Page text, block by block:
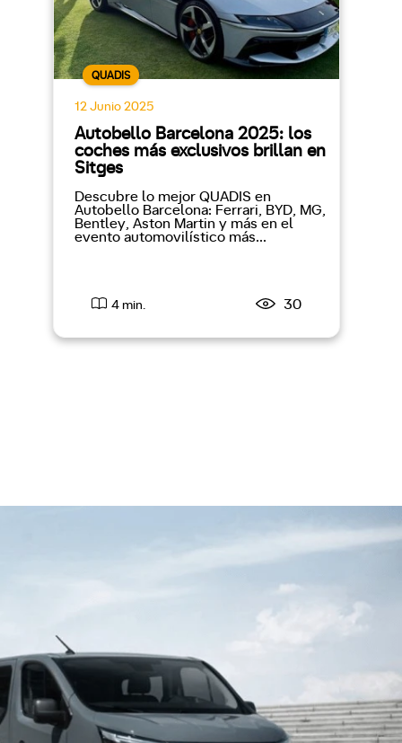
QUADIS
12 Junio 2025
Autobello Barcelona 2025: los
coches más exclusivos brillan en
Sitges
Descubre lo mejor QUADIS en
Autobello Barcelona: Ferrari, BYD, MG,
Bentley, Aston Martin y más en el
evento automovilístico más...
4 min. 30